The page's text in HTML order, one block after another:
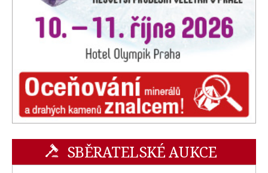
SBĚRATELSKÉ AUKCE